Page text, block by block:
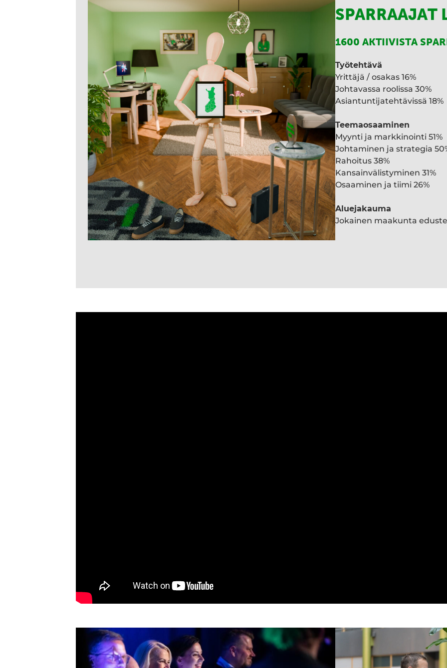
SPARRAAJAT
1600 AKTIIVISTA
Työtehtävä
Yrittäjä / osakas 16%
Johtavassa roolissa 30%
Asiantuntijatehtävissä 18%
Teemaosaaminen
Myynti ja markkinointi 51%
Johtaminen ja strategia
Rahoitus 38%
Kansainvälistyminen 31%
Osaaminen ja tiimi 26%
Aluejakauma
Jokainen maakunta